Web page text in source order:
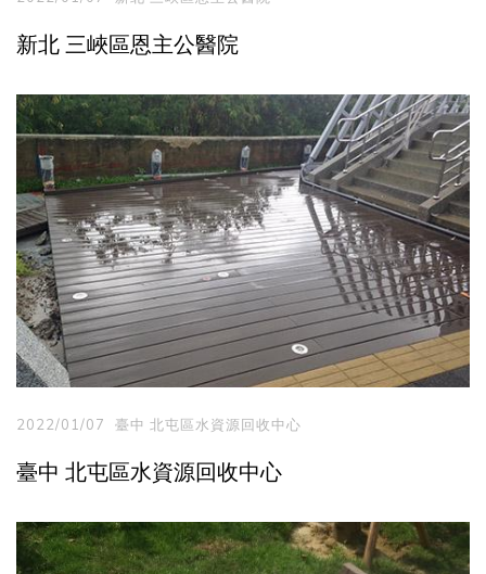
新北 三峽區恩主公醫院
2022/01/07 臺中 北屯區水資源回收中心
臺中 北屯區水資源回收中心